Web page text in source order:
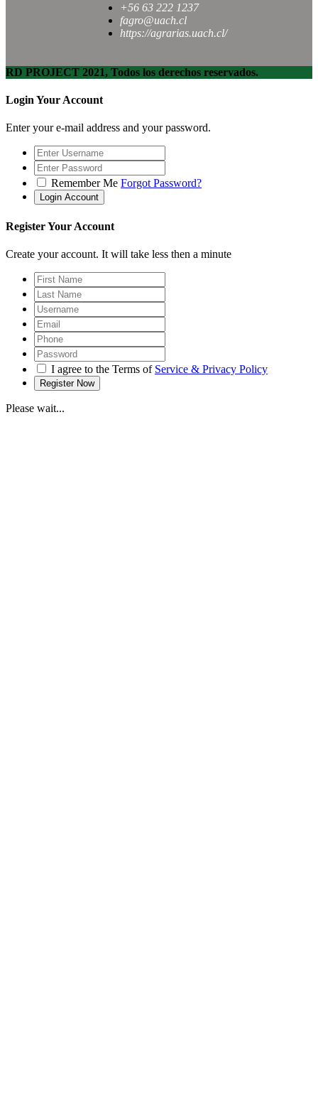
+56 63 222 1237
fagro@uach.cl
https://agrarias.uach.cl/
RD PROJECT 2021, Todos los derechos reservados.
Login Your Account
Enter your e-mail address and your password.
Remember Me Forgot Password?
Register Your Account
Create your account. It will take less then a minute
I agree to the Terms of Service & Privacy Policy
Please wait...